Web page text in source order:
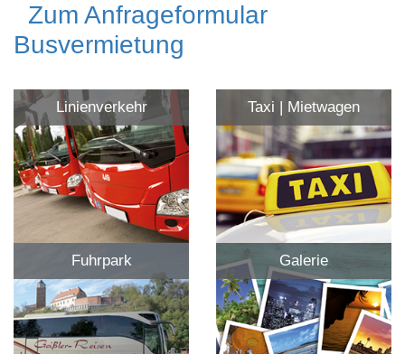
Zum Anfrageformular
Busvermietung
Linienverkehr Taxi | Mietwagen
Fuhrpark Galerie